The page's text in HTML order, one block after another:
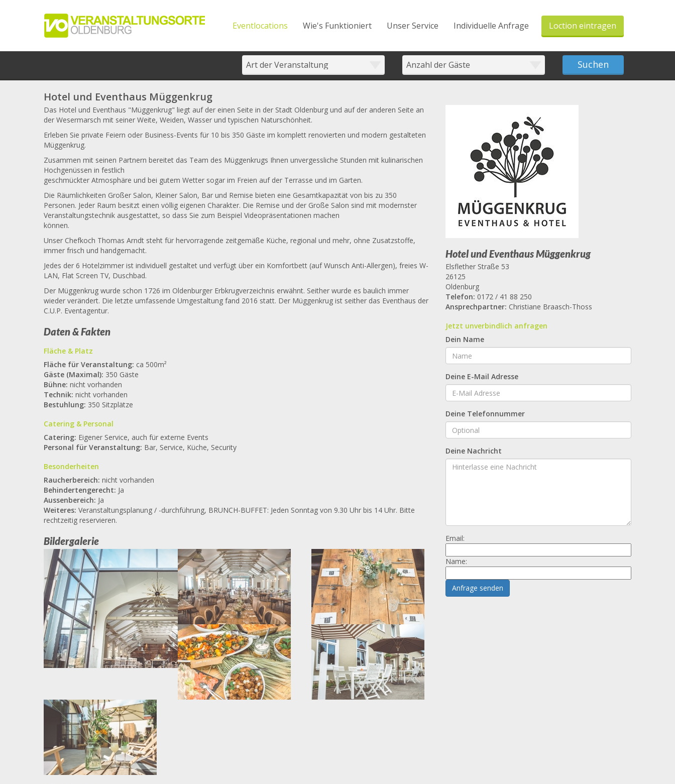
Eventlocations Wie's Funktioniert Unser Service Individuelle Anfrage Loction eintragen
Hotel und Eventhaus Müggenkrug
Das Hotel und Eventhaus "Müggenkrug" liegt auf der einen Seite in der Stadt Oldenburg und auf der anderen Seite an
der Wesermarsch mit seiner Weite, Weiden, Wasser und typischen Naturschönheit.
Erleben Sie private Feiern oder Business-Events für 10 bis 350 Gäste im komplett renovierten und modern gestalteten
Müggenkrug.
Zusammen mit seinen Partnern bereitet das Team des Müggenkrugs Ihnen unvergessliche Stunden mit kulinarischen
Hochgenüssen in festlich
geschmückter Atmosphäre und bei gutem Wetter sogar im Freien auf der Terrasse und im Garten.
Die Räumlichkeiten Großer Salon, Kleiner Salon, Bar und Remise bieten eine Gesamtkapazität von bis zu 350
Personen. Jeder Raum besitzt einen völlig eigenen Charakter. Die Remise und der Große Salon sind mit modernster
Veranstaltungstechnik ausgestattet, so dass Sie zum Beispiel Videopräsentationen machen
können.
Unser Chefkoch Thomas Arndt steht für hervorragende zeitgemäße Küche, regional und mehr, ohne Zusatzstoffe,
immer frisch und handgemacht.
Jedes der 6 Hotelzimmer ist individuell gestaltet und verfügt über ein Komfortbett (auf Wunsch Anti-Allergen), freies W-
LAN, Flat Screen TV, Duschbad.
Der Müggenkrug wurde schon 1726 im Oldenburger Erbkrugverzeichnis erwähnt. Seither wurde es baulich immer
wieder verändert. Die letzte umfassende Umgestaltung fand 2016 statt. Der Müggenkrug ist seither das Eventhaus der
C.U.P. Eventagentur.
Daten & Fakten
Fläche & Platz
Fläche für Veranstaltung: ca 500m²
Gäste (Maximal): 350 Gäste
Bühne: nicht vorhanden
Technik: nicht vorhanden
Bestuhlung: 350 Sitzplätze
Catering & Personal
Catering: Eigener Service, auch für externe Events
Personal für Veranstaltung: Bar, Service, Küche, Security
Besonderheiten
Raucherbereich: nicht vorhanden
Behindertengerecht: Ja
Aussenbereich: Ja
Weiteres: Veranstaltungsplanung / -durchführung, BRUNCH-BUFFET: Jeden Sonntag von 9.30 Uhr bis 14 Uhr. Bitte
rechtzeitig reservieren.
Bildergalerie
Hotel und Eventhaus Müggenkrug
Elsflether Straße 53
26125
Oldenburg
Telefon: 0172 / 41 88 250
Ansprechpartner: Christiane Braasch-Thoss
Jetzt unverbindlich anfragen
Dein Name
Deine E-Mail Adresse
Deine Telefonnummer
Deine Nachricht
Email:
Name:
Anfrage senden